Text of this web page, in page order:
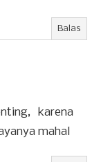
Balas
karena
mahal